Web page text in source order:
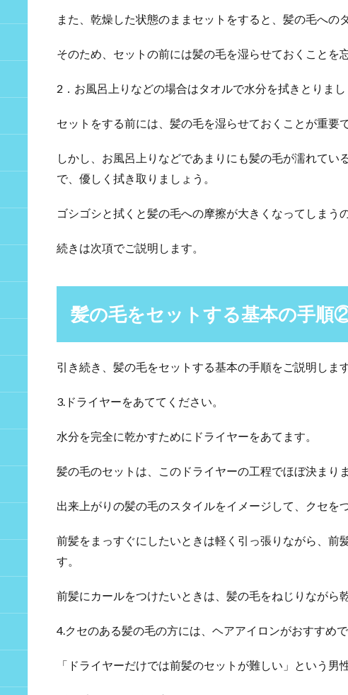
また、乾燥した状態のままセットをすると、髪の毛への
そのため、セットの前には髪の毛を湿らせておくことを
2．お風呂上りなどの場合はタオルで水分を拭きとりまし
セットをする前には、髪の毛を湿らせておくことが重要で
しかし、お風呂上りなどであまりにも髪の毛が濡れてい
で、優しく拭き取りましょう。
ゴシゴシと拭くと髪の毛への摩擦が大きくなってしまう
続きは次項でご説明します。
髪の毛をセットする基本の手順
引き続き、髪の毛をセットする基本の手順をご説明します
3.ドライヤーをあててください。
水分を完全に乾かすためにドライヤーをあてます。
髪の毛のセットは、このドライヤーの工程でほぼ決まりま
出来上がりの髪の毛のスタイルをイメージして、クセを
前髪をまっすぐにしたいときは軽く引っ張りながら、前
す。
前髪にカールをつけたいときは、髪の毛をねじりながら
4.クセのある髪の毛の方には、ヘアアイロンがおすすめで
「ドライヤーだけでは前髪のセットが難しい」という男